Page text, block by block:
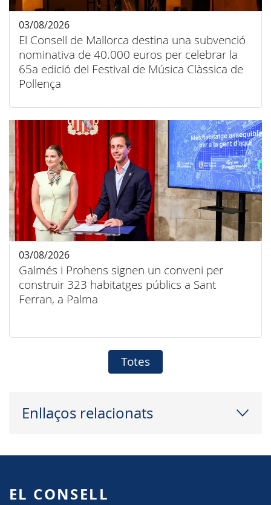
El Consell de Mallorca destina una subvenció
nominativa de 40.000 euros per celebrar la
65a edició del Festival de Música Clàssica de
Pollença
03/08/2026
Galmés i Prohens signen un conveni per
construir 323 habitatges públics a Sant
Ferran, a Palma
03/08/2026
Totes
Enllaços relacionats
EL CONSELL